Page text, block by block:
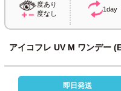
度あり
度なし
1day
アイコフレ UV M ワンデー
即日発送